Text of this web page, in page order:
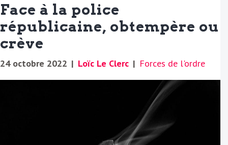
Face à la police
républicaine, obtempère ou
crève
24 octobre 2022 | Loïc Le Clerc | Forces de l'ordre